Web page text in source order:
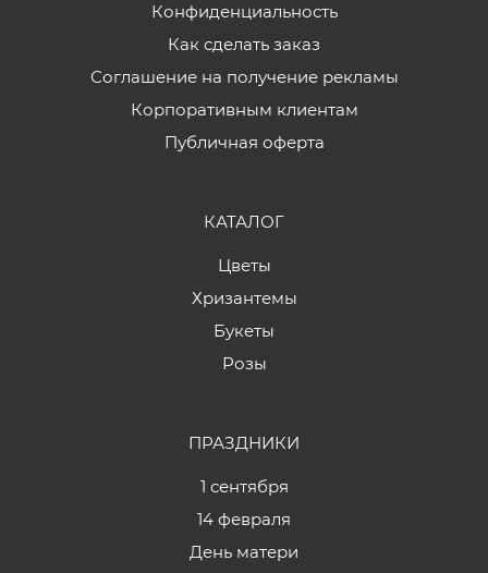
Конфиденциальность
Как сделать заказ
Соглашение на получение рекламы
Корпоративным клиентам
Публичная оферта
КАТАЛОГ
Цветы
Хризантемы
Букеты
Розы
ПРАЗДНИКИ
1 сентября
14 февраля
День матери